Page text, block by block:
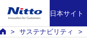
日本サイト
サステナビリティ